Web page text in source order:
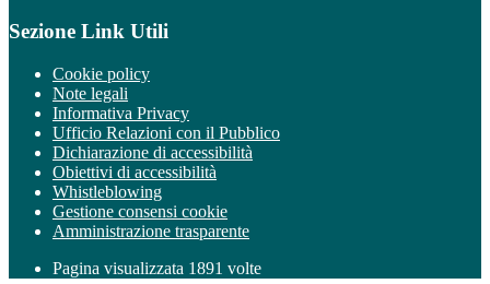
Sezione Link Utili
Cookie policy
Note legali
Informativa Privacy
Ufficio Relazioni con il Pubblico
Dichiarazione di accessibilità
Obiettivi di accessibilità
Whistleblowing
Gestione consensi cookie
Amministrazione trasparente
Pagina visualizzata 1891 volte